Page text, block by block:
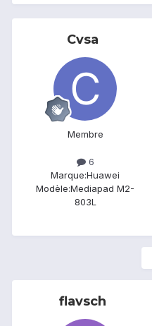
Cvsa
Membre
6
Marque:Huawei
Modèle:Mediapad M2-
803L
flavsch